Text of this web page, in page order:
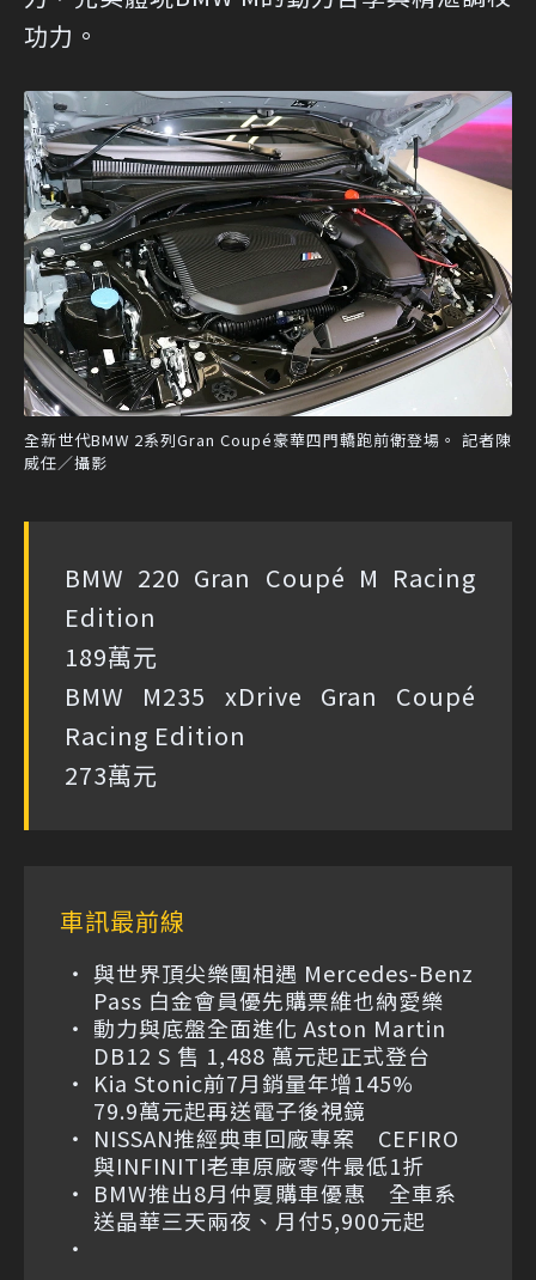
功力。
全新世代BMW 2系列Gran Coupé豪華四門轎跑前衛登場。 記者陳
威任／攝影
BMW 220 Gran Coupé M Racing
Edition
189萬元
BMW M235 xDrive Gran Coupé
Racing Edition
273萬元
車訊最前線
與世界頂尖樂團相遇 Mercedes-Benz
Pass 白金會員優先購票維也納愛樂
動力與底盤全面進化 Aston Martin
DB12 S 售 1,488 萬元起正式登台
Kia Stonic前7月銷量年增145%
79.9萬元起再送電子後視鏡
NISSAN推經典車回廠專案 CEFIRO
與INFINITI老車原廠零件最低1折
BMW推出8月仲夏購車優惠 全車系
送晶華三天兩夜、月付5,900元起